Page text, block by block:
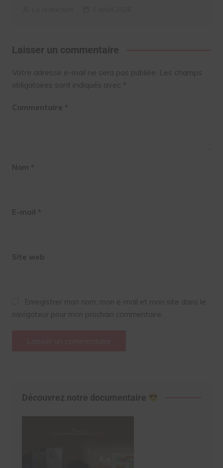
Laisser un commentaire
Votre adresse e-mail ne sera pas publiée. Les champs
obligatoires sont indiqués avec *
Commentaire *
Nom *
E-mail *
Site web
Enregistrer mon nom, mon e-mail et mon site dans le
navigateur pour mon prochain commentaire.
Découvrez notre documentaire